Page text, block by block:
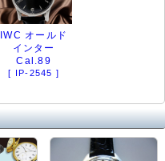
IWC オールド
インター
Cal.89
[ IP-2545 ]